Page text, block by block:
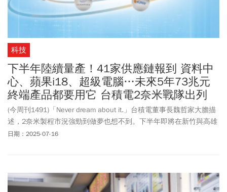
科技
下半年陸續量產！41家供應鏈報到 資料中
心、蘋果i18、超級電腦…未來5年73兆元
終端產品都要用它 台積電2奈米戰隊出列
(今周刊1491)「Never dream about it.」台積電董事長魏哲家大膽描
述，2奈米製程市況強勁到做夢也想不到。下半年即將在新竹與高雄
量產的2奈米，預計在5年內將驅動全球約73兆元的終端產品價值，
日期：2025-07-16